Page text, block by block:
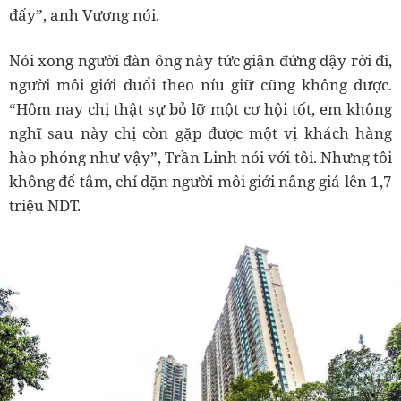
đấy”, anh Vương nói.
Nói xong người đàn ông này tức giận đứng dậy rời đi,
người môi giới đuổi theo níu giữ cũng không được.
“Hôm nay chị thật sự bỏ lỡ một cơ hội tốt, em không
nghĩ sau này chị còn gặp được một vị khách hàng
hào phóng như vậy”, Trần Linh nói với tôi. Nhưng tôi
không để tâm, chỉ dặn người môi giới nâng giá lên 1,7
triệu NDT.